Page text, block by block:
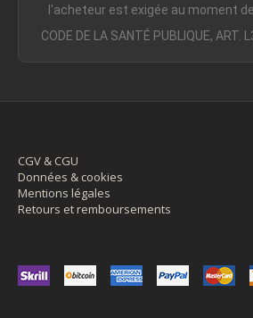
l'acheteur est exigée au moment
CODE DE LA SANTÉ PUBLIQUE, ART.
CGV & CGU
Données & cookies
Mentions légales
Retours et remboursements